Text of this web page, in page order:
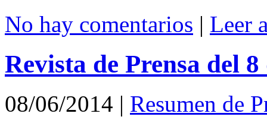
No hay comentarios | Leer
Revista de Prensa del
08/06/2014 | Resumen de